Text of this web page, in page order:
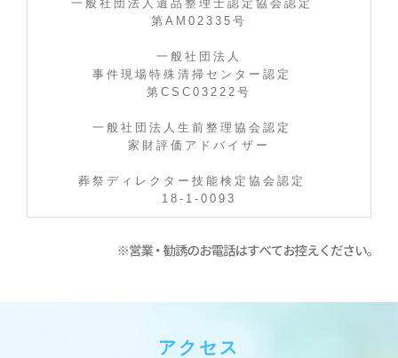
一般社団法人遺品整理士認定協会認定
第AM02335号
一般社団法人
事件現場特殊清掃センター認定
第CSC03222号
一般社団法人生前整理協会認定
家財評価アドバイザー
葬祭ディレクター技能検定協会認定
18-1-0093
アクセス